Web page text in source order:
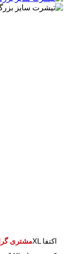
√ مشتری